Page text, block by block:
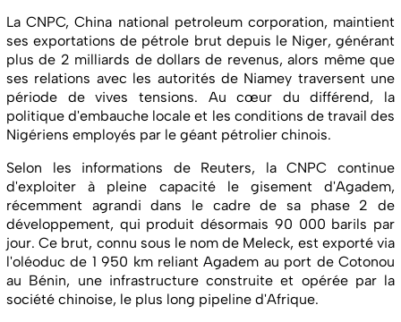
La CNPC, China national petroleum corporation, maintient
ses exportations de pétrole brut depuis le Niger, générant
plus de 2 milliards de dollars de revenus, alors même que
ses relations avec les autorités de Niamey traversent une
période de vives tensions. Au cœur du différend, la
politique d'embauche locale et les conditions de travail des
Nigériens employés par le géant pétrolier chinois.
Selon les informations de Reuters, la CNPC continue
d'exploiter à pleine capacité le gisement d'Agadem,
récemment agrandi dans le cadre de sa phase 2 de
développement, qui produit désormais 90 000 barils par
jour. Ce brut, connu sous le nom de Meleck, est exporté via
l'oléoduc de 1 950 km reliant Agadem au port de Cotonou
au Bénin, une infrastructure construite et opérée par la
société chinoise, le plus long pipeline d'Afrique.